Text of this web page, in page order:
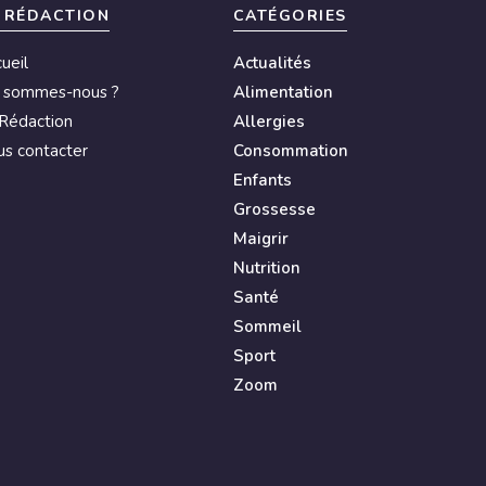
sommes-nous ?
contacter
CATÉGORIES
Actualités
Alimentation
Allergies
Consommation
Enfants
Grossesse
Maigrir
Nutrition
Santé
Sommeil
Sport
Zoom